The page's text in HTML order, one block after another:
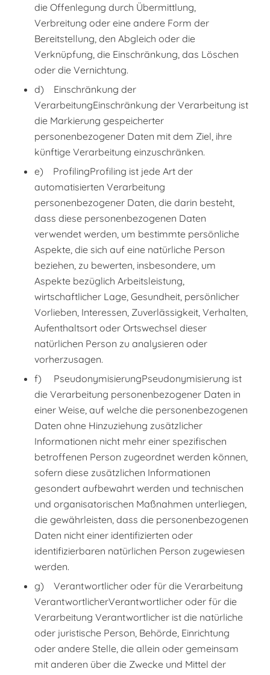
die Offenlegung durch Übermittlung,
Verbreitung oder eine andere Form der
Bereitstellung, den Abgleich oder die
Verknüpfung, die Einschränkung, das Löschen
oder die Vernichtung.
d) Einschränkung der
VerarbeitungEinschränkung der Verarbeitung ist
die Markierung gespeicherter
personenbezogener Daten mit dem Ziel, ihre
künftige Verarbeitung einzuschränken.
e) ProfilingProfiling ist jede Art der
automatisierten Verarbeitung
personenbezogener Daten, die darin besteht,
dass diese personenbezogenen Daten
verwendet werden, um bestimmte persönliche
Aspekte, die sich auf eine natürliche Person
beziehen, zu bewerten, insbesondere, um
Aspekte bezüglich Arbeitsleistung,
wirtschaftlicher Lage, Gesundheit, persönlicher
Vorlieben, Interessen, Zuverlässigkeit, Verhalten,
Aufenthaltsort oder Ortswechsel dieser
natürlichen Person zu analysieren oder
vorherzusagen.
f) PseudonymisierungPseudonymisierung ist
die Verarbeitung personenbezogener Daten in
einer Weise, auf welche die personenbezogenen
Daten ohne Hinzuziehung zusätzlicher
Informationen nicht mehr einer spezifischen
betroffenen Person zugeordnet werden können,
sofern diese zusätzlichen Informationen
gesondert aufbewahrt werden und technischen
und organisatorischen Maßnahmen unterliegen,
die gewährleisten, dass die personenbezogenen
Daten nicht einer identifizierten oder
identifizierbaren natürlichen Person zugewiesen
werden.
g) Verantwortlicher oder für die Verarbeitung
VerantwortlicherVerantwortlicher oder für die
Verarbeitung Verantwortlicher ist die natürliche
oder juristische Person, Behörde, Einrichtung
oder andere Stelle, die allein oder gemeinsam
mit anderen über die Zwecke und Mittel der